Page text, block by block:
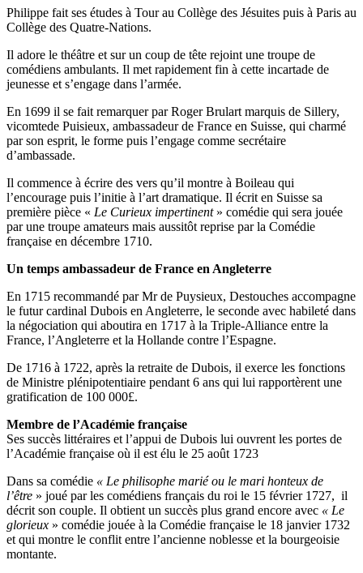
Philippe fait ses études à Tour au Collège des Jésuites puis à Paris au
Collège des Quatre-Nations.
Il adore le théâtre et sur un coup de tête rejoint une troupe de
comédiens ambulants. Il met rapidement fin à cette incartade de
jeunesse et s’engage dans l’armée.
En 1699 il se fait remarquer par Roger Brulart marquis de Sillery,
vicomtede Puisieux, ambassadeur de France en Suisse, qui charmé
par son esprit, le forme puis l’engage comme secrétaire
d’ambassade.
Il commence à écrire des vers qu’il montre à Boileau qui
l’encourage puis l’initie à l’art dramatique. Il écrit en Suisse sa
première pièce « Le Curieux impertinent» comédie qui sera jouée
par une troupe amateurs mais aussitôt reprise par la Comédie
française en décembre 1710.
Un temps ambassadeur de France en Angleterre
En 1715 recommandé par Mr de Puysieux, Destouches accompagne
le futur cardinal Dubois en Angleterre, le seconde avec habileté dans
la négociation qui aboutira en 1717 à la Triple-Alliance entre la
France, l’Angleterre et la Hollande contre l’Espagne.
De 1716 à 1722, après la retraite de Dubois, il exerce les fonctions
de Ministre plénipotentiaire pendant 6 ans qui lui rapportèrent une
gratification de 100 000£.
Membre de l’Académie française
Ses succès littéraires et l’appui de Dubois lui ouvrent les portes de
l’Académie française où il est élu le 25 août 1723
Dans sa comédie « Le philisophe marié ou le mari honteux de
l’être » joué par les comédiens français du roi le 15 février 1727, il
décrit son couple. Il obtient un succès plus grand encore avec « Le
glorieux » comédie jouée à la Comédie française le 18 janvier 1732
et qui montre le conflit entre l’ancienne noblesse et la bourgeoisie
montante.